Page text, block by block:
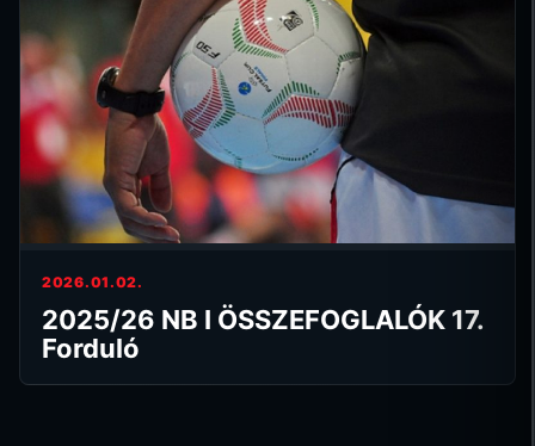
2026.01.02.
2025/26 NB I ÖSSZEFOGLALÓK 17.
Forduló